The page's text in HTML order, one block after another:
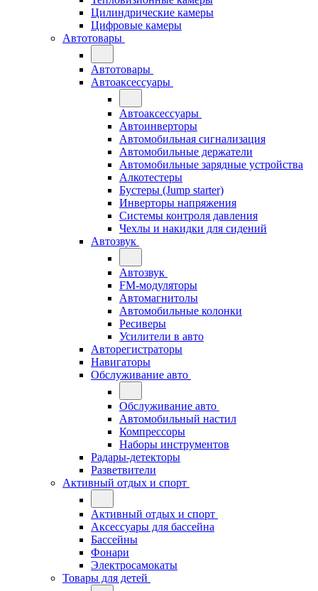
Цилиндрические камеры
Цифровые камеры
Автотовары
Автотовары
Автоаксессуары
Автоаксессуары
Автоинверторы
Автомобильная сигнализация
Автомобильные держатели
Автомобильные зарядные устройства
Алкотестеры
Бустеры (Jump starter)
Инверторы напряжения
Системы контроля давления
Чехлы и накидки для сидений
Автозвук
Автозвук
FM-модуляторы
Автомагнитолы
Автомобильные колонки
Ресиверы
Усилители в авто
Авторегистраторы
Навигаторы
Обслуживание авто
Обслуживание авто
Автомобильный настил
Компрессоры
Наборы инструментов
Радары-детекторы
Разветвители
Активный отдых и спорт
Активный отдых и спорт
Аксессуары для бассейна
Бассейны
Фонари
Электросамокаты
Товары для детей